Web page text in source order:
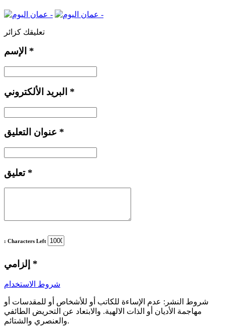
تعليقك كزائر
*
*
*
تعليق *
: Characters Left
*
شروط الاستخدام
شروط النشر: عدم الإساءة للكاتب أو للأشخاص أو للمقدسات أو
مهاجمة الأديان أو الذات الالهية. والابتعاد عن التحريض الطائفي
والعنصري والشتائم.